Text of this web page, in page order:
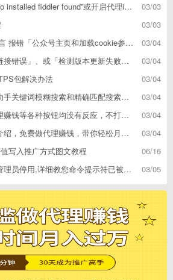
03/03
fiddler found”或开启代理ip失败
03/03
03/04
「公众号主页和加载cookie参数不能为空」
03/04
或「检测版本更新失败」等网络问题解决方案
03/04
包解决办法
03/04
键词模糊搜索和精确匹配搜索的区别
03/04
种按钮均没有反应，不打开相应网址怎么解决
03/04
免费做代理赚钱，带你轻松月收入过万
06/16
写入推广方式图文教程
03/05
,详细教您命令提示符已被系统管理员停用怎么办